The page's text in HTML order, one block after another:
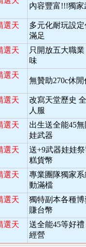
內容豐富!!!獨
選天
多元化耐玩設
滿足
選天
只開放五大職
味
選天
無贊助270c休閒
選天
改寫天堂歷史
人服
選天
出生送全能45
娃武器
選天
送+9武器娃娃
糕貨幣
選天
專業團隊獨家
動滿檔
選天
獨特副本各種
賺台幣
選天
送全能45等好
經營